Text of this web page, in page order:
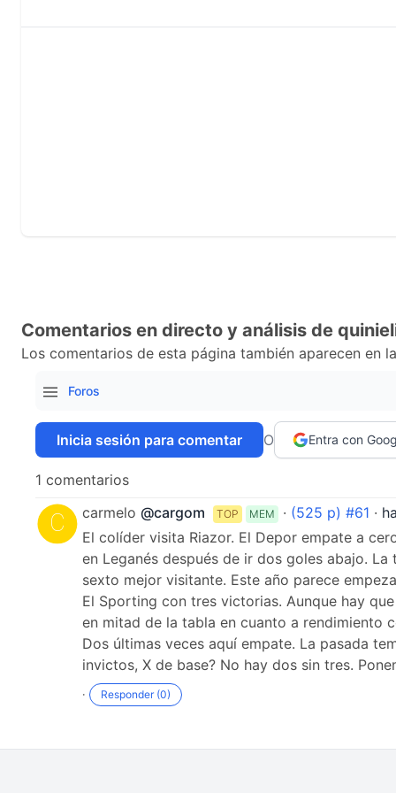
Comentarios en directo y análisis de
Los comentarios de esta página también aparecen en
Foros
Inicia sesión para comentar O Entra con
1 comentarios
carmelo @cargom TOP MEM · (525 p) #61 ·
El colíder visita Riazor. El Depor empate a
en Leganés después de ir dos goles abajo.
sexto mejor visitante. Este año parece
El Sporting con tres victorias. Aunque hay
en mitad de la tabla en cuanto a rendimiento
Dos últimas veces aquí empate. La pasada
invictos, X de base? No hay dos sin tres.
· Responder (0)